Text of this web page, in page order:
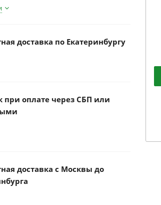
доставка по Екатеринбургу
при оплате через СБП или
доставка c Москвы до